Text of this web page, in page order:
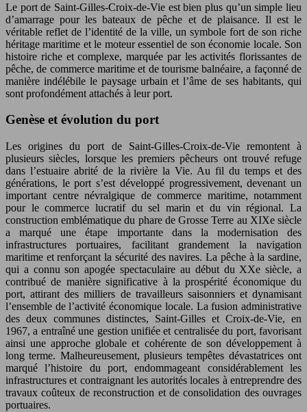
Le port de Saint-Gilles-Croix-de-Vie est bien plus qu’un simple lieu
d’amarrage pour les bateaux de pêche et de plaisance. Il est le
véritable reflet de l’identité de la ville, un symbole fort de son riche
héritage maritime et le moteur essentiel de son économie locale. Son
histoire riche et complexe, marquée par les activités florissantes de
pêche, de commerce maritime et de tourisme balnéaire, a façonné de
manière indélébile le paysage urbain et l’âme de ses habitants, qui
sont profondément attachés à leur port.
Genèse et évolution du port
Les origines du port de Saint-Gilles-Croix-de-Vie remontent à
plusieurs siècles, lorsque les premiers pêcheurs ont trouvé refuge
dans l’estuaire abrité de la rivière la Vie. Au fil du temps et des
générations, le port s’est développé progressivement, devenant un
important centre névralgique de commerce maritime, notamment
pour le commerce lucratif du sel marin et du vin régional. La
construction emblématique du phare de Grosse Terre au XIXe siècle
a marqué une étape importante dans la modernisation des
infrastructures portuaires, facilitant grandement la navigation
maritime et renforçant la sécurité des navires. La pêche à la sardine,
qui a connu son apogée spectaculaire au début du XXe siècle, a
contribué de manière significative à la prospérité économique du
port, attirant des milliers de travailleurs saisonniers et dynamisant
l’ensemble de l’activité économique locale. La fusion administrative
des deux communes distinctes, Saint-Gilles et Croix-de-Vie, en
1967, a entraîné une gestion unifiée et centralisée du port, favorisant
ainsi une approche globale et cohérente de son développement à
long terme. Malheureusement, plusieurs tempêtes dévastatrices ont
marqué l’histoire du port, endommageant considérablement les
infrastructures et contraignant les autorités locales à entreprendre des
travaux coûteux de reconstruction et de consolidation des ouvrages
portuaires.